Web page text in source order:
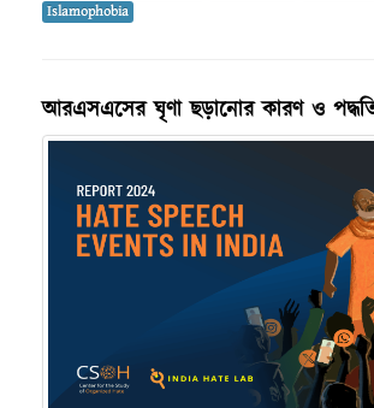
Islamophobia
আরএসএসের ঘৃণা ছড়ানোর কারণ ও